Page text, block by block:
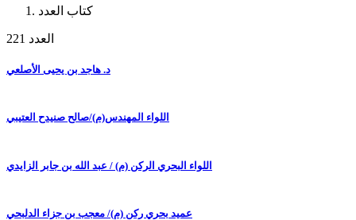
كتاب العدد
العدد 221
د. هاجد بن يحيى الأصلعي
اللواء المهندس(م)/صالح صنيدح العتيبي
اللواء البحري الركن (م) / عبد الله بن جابر الزايدي
عميد بحري ركن (م)/ معجب بن جزاء الدلبحي